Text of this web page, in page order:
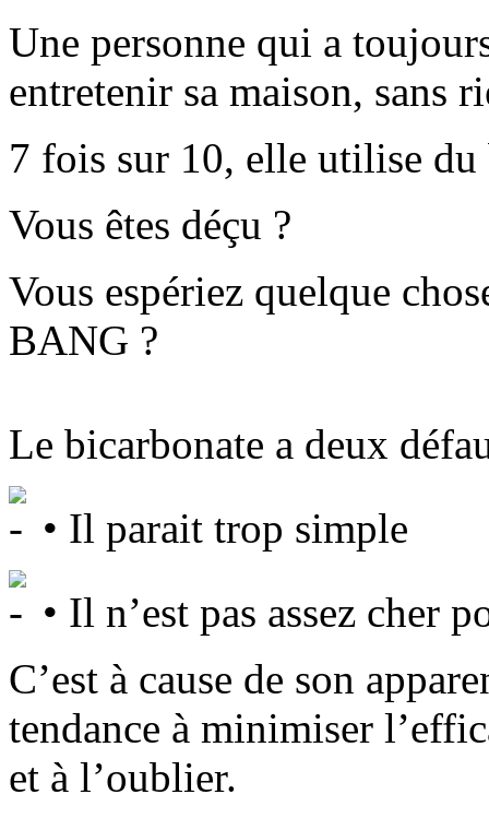
Une personne qui a
entretenir sa maison, sans
7 fois sur 10, elle utilise du
Vous êtes déçu ?
Vous espériez quelque
BANG ?
Le bicarbonate a deux
• Il parait trop simple
• Il n’est pas assez cher
C’est à cause de son
tendance à minimiser
et à l’oublier.